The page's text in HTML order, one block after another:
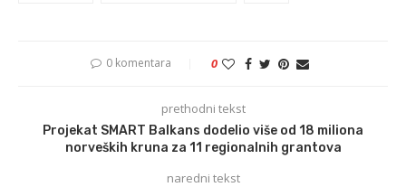
0 komentara 0
prethodni tekst
Projekat SMART Balkans dodelio više od 18 miliona
norveških kruna za 11 regionalnih grantova
naredni tekst